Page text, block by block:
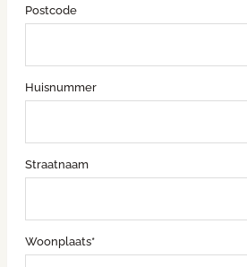
Postcode
Huisnummer
Straatnaam
Woonplaats*